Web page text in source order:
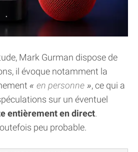
Mark Gurman dispose de
il évoque notamment la
en personne
, ce qui a
sur un éventuel
entièrement en direct.
peu probable.